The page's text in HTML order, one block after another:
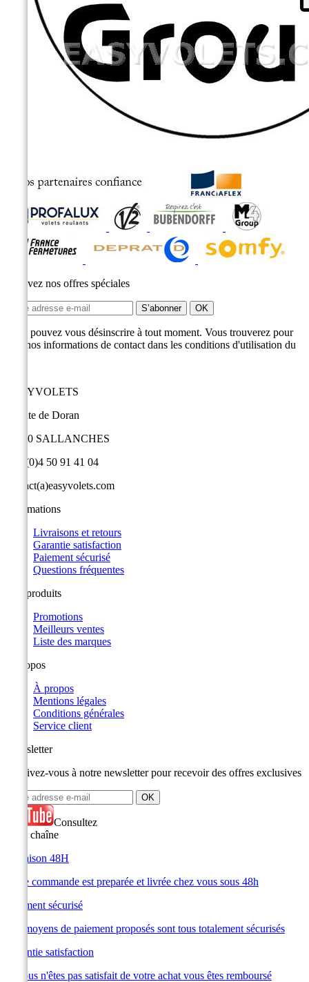
Recevez nos offres spéciales
Vous pouvez vous désinscrire à tout moment. Vous trouverez pour
cela nos informations de contact dans les conditions d'utilisation du
EASYVOLETS
9 route de Doran
74700 SALLANCHES
+33 (0)4 50 91 41 04
contact(a)easyvolets.com
Informations
Livraisons et retours
Garantie satisfaction
Paiement sécurisé
Questions fréquentes
Nos produits
Promotions
Meilleurs ventes
Liste des marques
A propos
À propos
Mentions légales
Conditions générales
Service client
Newsletter
Inscrivez-vous à notre newsletter pour recevoir des offres exclusives
Consultez
notre chaîne
Livraison 48H
Votre commande est preparée et livrée chez vous sous 48h
Paiement sécurisé
Les moyens de paiement proposés sont tous totalement sécurisés
Garantie satisfaction
Si vous n'êtes pas satisfait de votre achat vous êtes remboursé